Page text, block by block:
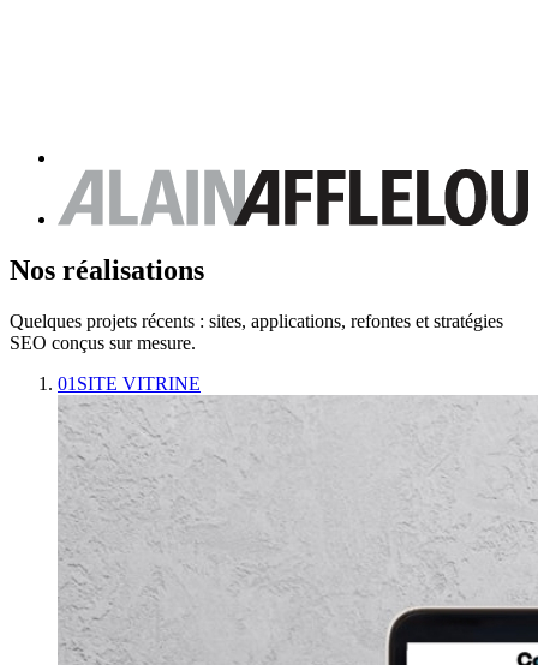
Nos réalisations
Quelques projets récents : sites, applications, refontes et stratégies
SEO conçus sur mesure.
01 SITE VITRINE